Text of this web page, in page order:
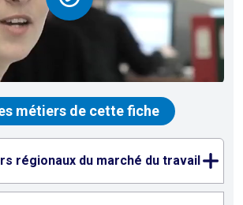
métiers de cette fiche
régionaux du marché du travail